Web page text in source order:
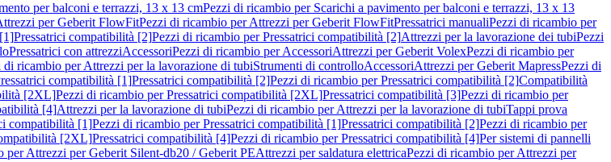
per balconi e terrazzi, 13 x 13 cmPezzi di ricambio per Scarichi a pavimento per balconi e terrazzi, 13 x 13
per Geberit FlowFitPezzi di ricambio per Attrezzi per Geberit FlowFitPressatrici manualiPezzi di ricambio per
Pressatrici compatibilità [2]Pezzi di ricambio per Pressatrici compatibilità [2]Attrezzi per la lavorazione dei tubiPezzi
Pressatrici con attrezziAccessoriPezzi di ricambio per AccessoriAttrezzi per Geberit VolexPezzi di ricambio per
di ricambio per Attrezzi per la lavorazione di tubiStrumenti di controlloAccessoriAttrezzi per Geberit MapressPezzi di
compatibilità [1]Pressatrici compatibilità [2]Pezzi di ricambio per Pressatrici compatibilità [2]Compatibilità
[2XL]Pezzi di ricambio per Pressatrici compatibilità [2XL]Pressatrici compatibilità [3]Pezzi di ricambio per
[4]Attrezzi per la lavorazione di tubiPezzi di ricambio per Attrezzi per la lavorazione di tubiTappi prova
compatibilità [1]Pezzi di ricambio per Pressatrici compatibilità [1]Pressatrici compatibilità [2]Pezzi di ricambio per
[2XL]Pressatrici compatibilità [4]Pezzi di ricambio per Pressatrici compatibilità [4]Per sistemi di pannelli
per Attrezzi per Geberit Silent-db20 / Geberit PEAttrezzi per saldatura elettricaPezzi di ricambio per Attrezzi per